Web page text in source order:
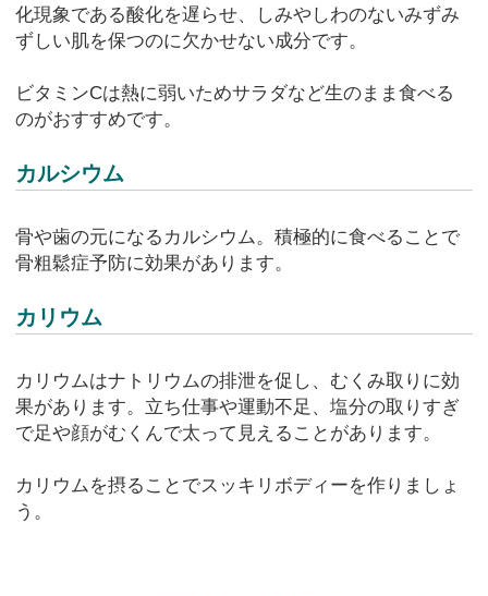
化現象である酸化を遅らせ、しみやしわのないみずみ
ずしい肌を保つのに欠かせない成分です。
ビタミンCは熱に弱いためサラダなど生のまま食べる
のがおすすめです。
カルシウム
骨や歯の元になるカルシウム。積極的に食べることで
骨粗鬆症予防に効果があります。
カリウム
カリウムはナトリウムの排泄を促し、むくみ取りに効
果があります。立ち仕事や運動不足、塩分の取りすぎ
で足や顔がむくんで太って見えることがあります。
カリウムを摂ることでスッキリボディーを作りましょ
う。